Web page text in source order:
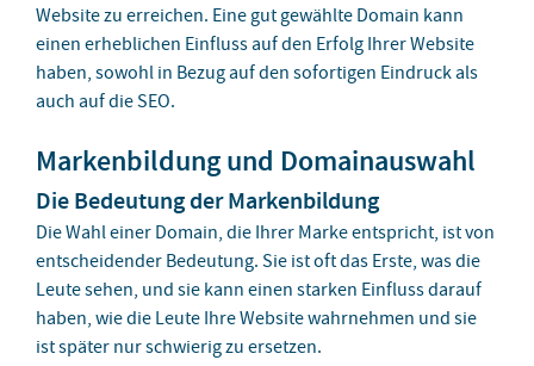
Website zu erreichen. Eine gut gewählte Domain kann
einen erheblichen Einfluss auf den Erfolg Ihrer Website
haben, sowohl in Bezug auf den sofortigen Eindruck als
auch auf die SEO.
Markenbildung und Domainauswahl
Die Bedeutung der Markenbildung
Die Wahl einer Domain, die Ihrer Marke entspricht, ist von
entscheidender Bedeutung. Sie ist oft das Erste, was die
Leute sehen, und sie kann einen starken Einfluss darauf
haben, wie die Leute Ihre Website wahrnehmen und sie
ist später nur schwierig zu ersetzen.